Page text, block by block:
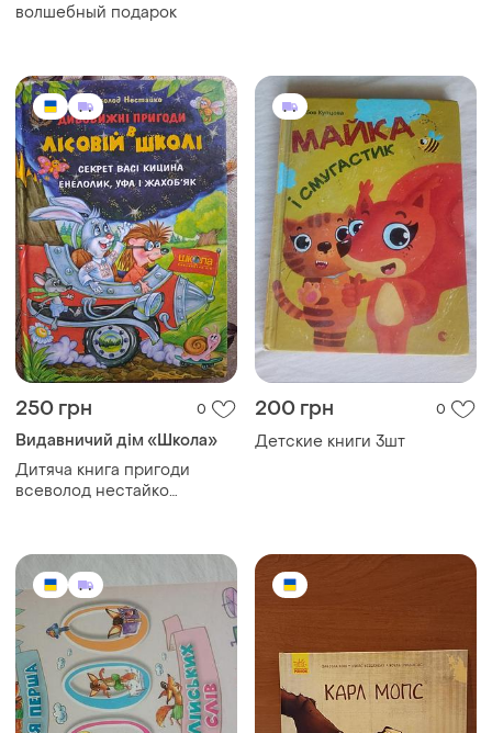
волшебный подарок
250 грн 0
Видавничий дім «Школа»
Дитяча книга пригоди
всеволод нестайко
тверда обкладинка,
видавничий дім «школа»
200 грн 0
Детские книги 3шт